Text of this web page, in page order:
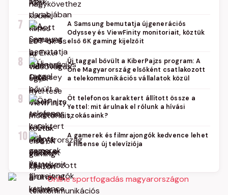
7
A Samsung bemutatja újgenerációs
Odyssey és ViewFinity monitoriait, köztük
első 6K gaming kijelzőit
8
Új taggal bővült a KiberPajzs program: A
One Magyarország elsőként csatlakozott
a telekommunikációs vállalatok közül
9
Öt telefonos karaktert állított össze a
Yettel: mit árulnak el rólunk a hívási
szokásaink?
10
A gamerek és filmrajongók kedvence lehet
a Hisense új televíziója